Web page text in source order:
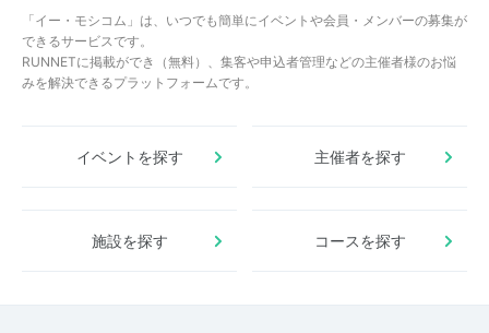
「イー・モシコム」は、いつでも簡単にイベントや会員・メンバーの募集が
できるサービスです。
RUNNETに掲載ができ（無料）、集客や申込者管理などの主催者様のお悩
みを解決できるプラットフォームです。
イベントを探す 主催者を探す
施設を探す コースを探す